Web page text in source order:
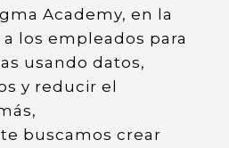
Academy, en la
los empleados para
usando datos,
y reducir el
buscamos crear